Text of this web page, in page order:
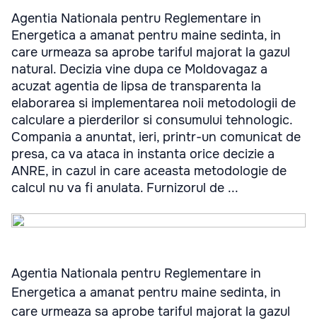
Agentia Nationala pentru Reglementare in
Energetica a amanat pentru maine sedinta, in
care urmeaza sa aprobe tariful majorat la gazul
natural. Decizia vine dupa ce Moldovagaz a
acuzat agentia de lipsa de transparenta la
elaborarea si implementarea noii metodologii de
calculare a pierderilor si consumului tehnologic.
Compania a anuntat, ieri, printr-un comunicat de
presa, ca va ataca in instanta orice decizie a
ANRE, in cazul in care aceasta metodologie de
calcul nu va fi anulata. Furnizorul de ...
Agentia Nationala pentru Reglementare in
Energetica a amanat pentru maine sedinta, in
care urmeaza sa aprobe tariful majorat la gazul